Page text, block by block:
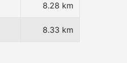
8.28 km
8.33 km